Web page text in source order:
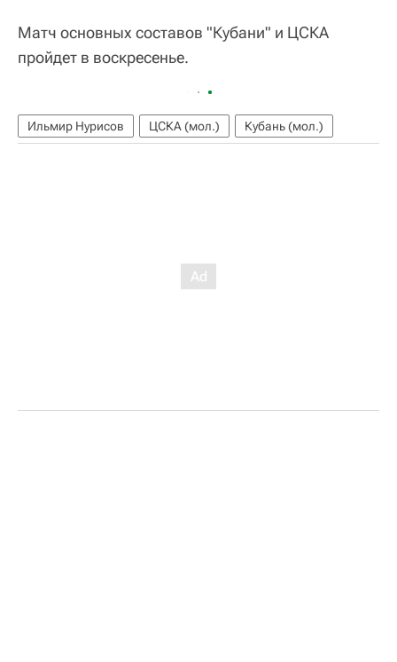
Матч основных составов "Кубани" и ЦСКА
пройдет в воскресенье.
Ильмир Нурисов ЦСКА (мол.) Кубань (мол.)